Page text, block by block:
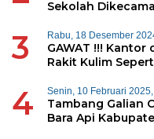
Sekolah
3 Rabu, 18 Desember
GAWAT !!!
Rakit Kulim
4 Senin, 10 Februari
Tambang Galian
Bara Api